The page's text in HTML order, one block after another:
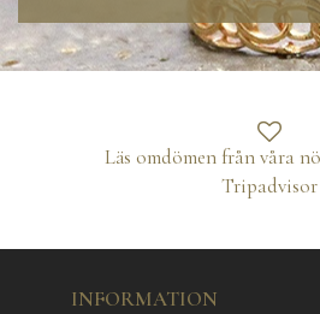
Läs omdömen från våra
Tripadvisor
INFORMATION